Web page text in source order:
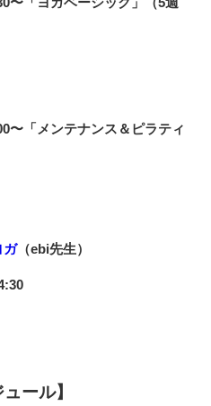
〜「メンテナンス＆ピラティ
ガ（ebi先生）
ール】